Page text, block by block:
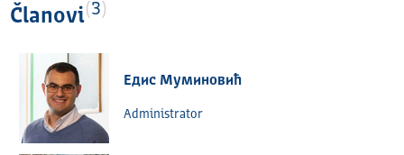
Članovi 3
Едис Муминовић
Administrator